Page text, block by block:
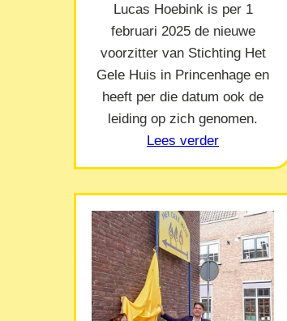
Lucas Hoebink is per 1
februari 2025 de nieuwe
voorzitter van Stichting Het
Gele Huis in Princenhage en
heeft per die datum ook de
leiding op zich genomen.
Lees verder